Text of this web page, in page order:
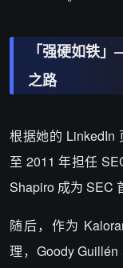
「强硬如铁
之路
根据她的 LinkedIn
至 2011 年担任
Shapiro 成为 SEC
随后，作为
理，Goody